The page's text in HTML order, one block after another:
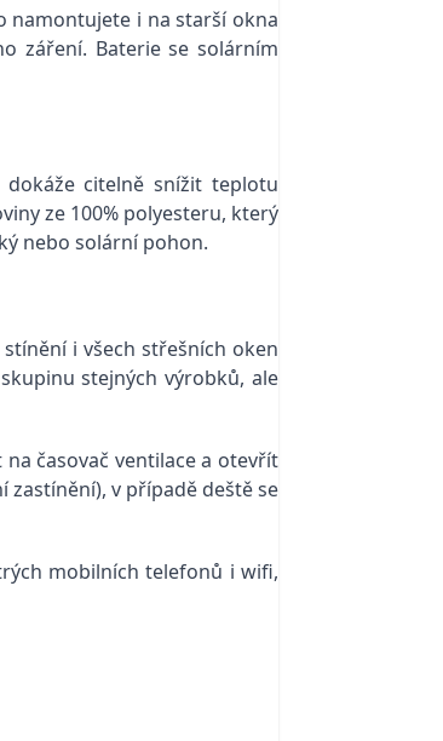
namontujete i na starší okna
záření. Baterie se solárním
citelně snížit teplotu
ze 100% polyesteru, který
nebo solární pohon.
i všech střešních oken
stejných výrobků, ale
časovač ventilace a otevřít
v případě deště se
mobilních telefonů i wifi,